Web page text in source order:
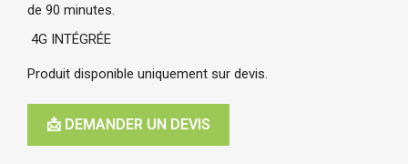
de 90 minutes.
4G INTÉGRÉE
Produit disponible uniquement sur devis.
📩 DEMANDER UN DEVIS